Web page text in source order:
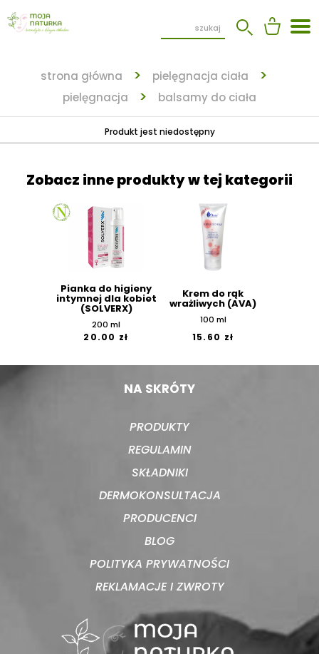
strona główna
pielęgnacja ciała
pielęgnacja
balsamy do ciała
Produkt jest niedostępny
Zobacz inne produkty w tej kategorii
Pianka do higieny
intymnej dla kobiet
(SOLVERX)
200 ml
20.00 zł
Krem do rąk
wrażliwych (AVA)
100 ml
15.60 zł
NA SKRÓTY
PRODUKTY
REGULAMIN
SKŁADNIKI
DERMOKONSULTACJA
PRODUCENCI
BLOG
POLITYKA PRYWATNOŚCI
REKLAMACJE I ZWROTY